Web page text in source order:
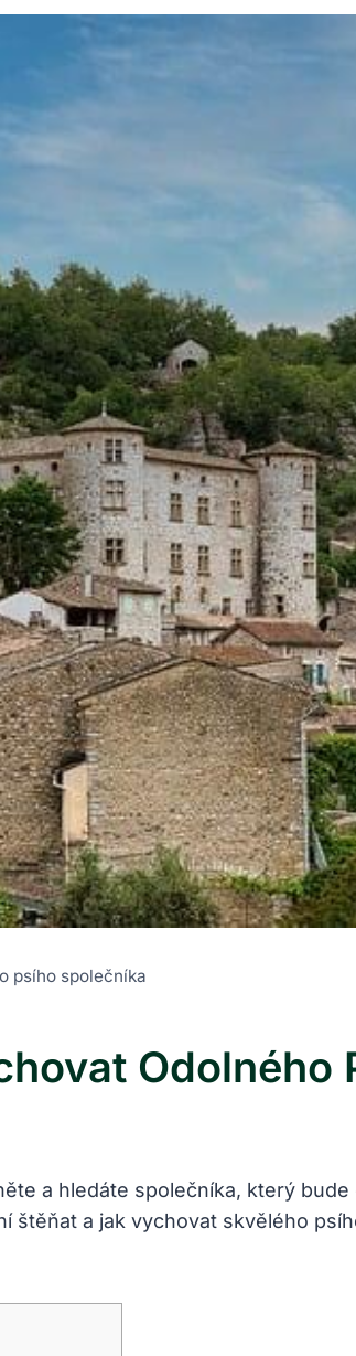
psího společníka
Odolného
a hledáte společníka, který
štěňat a jak vychovat skvělého